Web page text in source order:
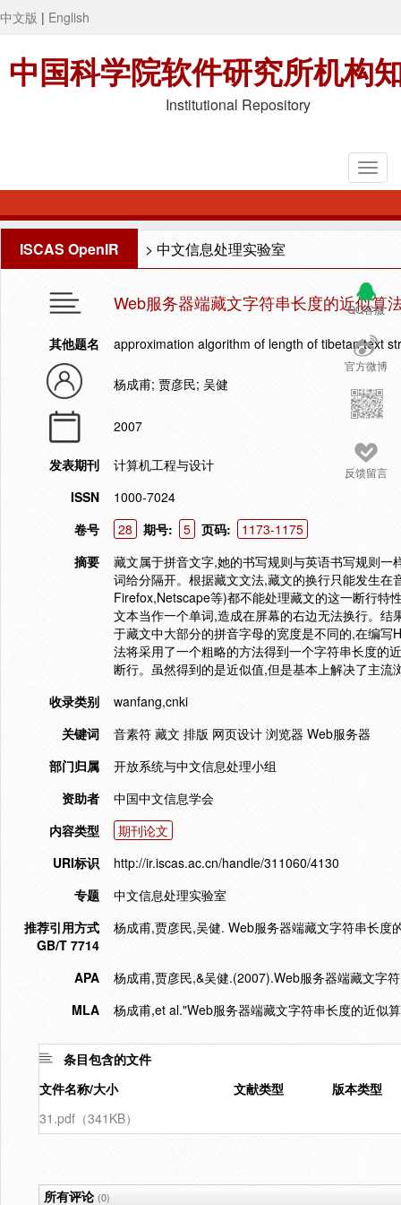
中文版 | English
中国科学院软件研究所机构
Institutional Repository
ISCAS OpenIR > 中文信息处理实验室
QQ客服
官方微博
反馈留言
Web服务器端藏文字符串长度的近似算
其他题名 approximation algorithm of length of tibetan text
杨成甫; 贾彦民; 吴健
2007
发表期刊
计算机工程与设计
ISSN
1000-7024
卷号
28 期号: 5 页码:
1173-1175
摘要
藏文属于拼音文字,她的书写规则与英语书写规则
词给分隔开。根据藏文文法,藏文的换行只能发生
Firefox,Netscape等)都不能处理藏文的这一断行特
文本当作一个单词,造成在屏幕的右边无法换行。
于藏文中大部分的拼音字母的宽度是不同的,在编
法将采用了一个粗略的方法得到一个字符串长度的
断行。虽然得到的是近似值,但是基本上解决了主流
收录类别
wanfang,cnki
关键词
音素符 藏文 排版 网页设计 浏览器 Web服务器
部门归属
开放系统与中文信息处理小组
资助者
中国中文信息学会
内容类型
期刊论文
URI标识
http://ir.iscas.ac.cn/handle/311060/4130
专题
中文信息处理实验室
推荐引用方式
GB/T 7714
杨成甫,贾彦民,吴健. Web服务器端藏文字符串长
APA
杨成甫,贾彦民,&吴健.(2007).Web服务器端藏文字
MLA
杨成甫,et al."Web服务器端藏文字符串长度的近似
条目包含的文件
文件名称/大小
文献类型
版本类型
31.pdf（341KB）
所有评论(0)